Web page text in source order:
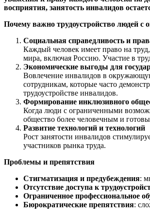
восприятия, занятость инвалидов
Почему важно трудоустройство людей
Социальная справедливость и
Каждый человек имеет право на
мира, включая Россию. Участие в
Экономические выгоды для
Вовлечение инвалидов в
сотрудникам, которые часто
трудоустройстве инвалидов.
Формирование инклюзивного
Когда люди с ограниченными
общество более человечным и
Развитие технологий и технологий
Рост занятости инвалидов
участников рынка труда.
Проблемы и препятствия
Стигматизация и предубеждения:
Отсутствие доступа к
Ограниченное профессиональное
Бюрократические препятствия: